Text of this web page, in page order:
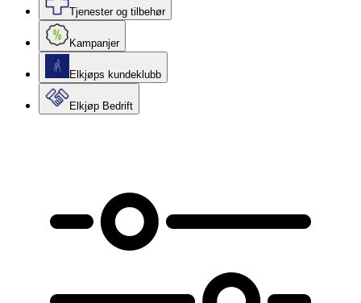
Tjenester og tilbehør
Kampanjer
Elkjøps kundeklubb
Elkjøp Bedrift